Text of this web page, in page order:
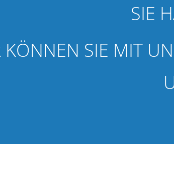
SIE
KÖNNEN SIE MIT